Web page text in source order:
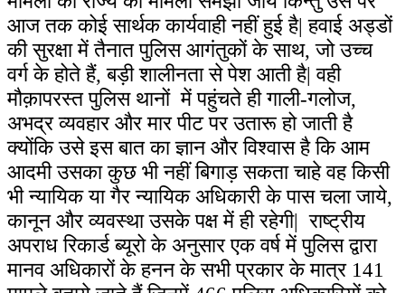
आज तक कोई सार्थक कार्यवाही नहीं हुई है| हवाई अड्डों
की सुरक्षा में तैनात पुलिस आगंतुकों के साथ, जो उच्च
वर्ग के होते हैं, बड़ी शालीनता से पेश आती है| वही
मौक़ापरस्त पुलिस थानों में पहुंचते ही गाली-गलोज,
अभद्र व्यवहार और मार पीट पर उतारू हो जाती है
क्योंकि उसे इस बात का ज्ञान और विश्वास है कि आम
आदमी उसका कुछ भी नहीं बिगाड़ सकता चाहे वह किसी
भी न्यायिक या गैर न्यायिक अधिकारी के पास चला जाये,
कानून और व्यवस्था उसके पक्ष में ही रहेगी| राष्ट्रीय
अपराध रिकार्ड ब्यूरो के अनुसार एक वर्ष में पुलिस द्वारा
मानव अधिकारों के हनन के सभी प्रकार के मात्र 141